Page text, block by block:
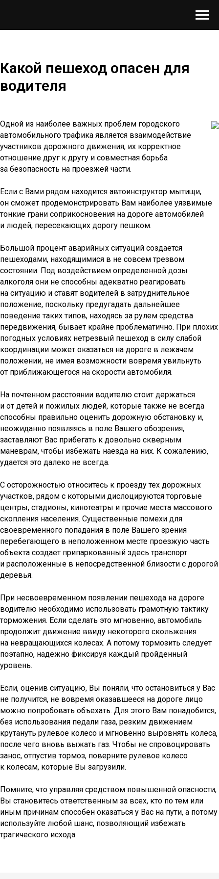
Какой пешеход опасен для
водителя
Одной из наиболее важных проблем городского
автомобильного трафика является взаимодействие
участников дорожного движения, их корректное
отношение друг к другу и совместная борьба
за безопасность на проезжей части.
Если с Вами рядом находится автоинструктор мытищи,
он сможет продемонстрировать Вам наиболее уязвимые
тонкие грани соприкосновения на дороге автомобилей
и людей, пересекающих дорогу пешком.
Большой процент аварийных ситуаций создается
пешеходами, находящимися в не совсем трезвом
состоянии. Под воздействием определенной дозы
алкоголя они не способны адекватно реагировать
на ситуацию и ставят водителей в затруднительное
положение, поскольку предугадать дальнейшее
поведение таких типов, находясь за рулем средства
передвижения, бывает крайне проблематично. При плохих
погодных условиях нетрезвый пешеход в силу слабой
координации может оказаться на дороге в лежачем
положении, не имея возможности вовремя увильнуть
от приближающегося на скорости автомобиля.
На почтенном расстоянии водителю стоит держаться
и от детей и пожилых людей, которые также не всегда
способны правильно оценить дорожную обстановку и,
неожиданно появляясь в поле Вашего обозрения,
заставляют Вас прибегать к довольно скверным
маневрам, чтобы избежать наезда на них. К сожалению,
удается это далеко не всегда.
С осторожностью относитесь к проезду тех дорожных
участков, рядом с которыми дислоцируются торговые
центры, стадионы, кинотеатры и прочие места массового
скопления населения. Существенные помехи для
своевременного попадания в поле Вашего зрения
перебегающего в неположенном месте проезжую часть
объекта создает припаркованный здесь транспорт
и расположенные в непосредственной близости с дорогой
деревья.
При несвоевременном появлении пешехода на дороге
водителю необходимо использовать грамотную тактику
торможения. Если сделать это мгновенно, автомобиль
продолжит движение ввиду некоторого скольжения
на невращающихся колесах. А потому тормозить следует
поэтапно, надежно фиксируя каждый пройденный
уровень.
Если, оценив ситуацию, Вы поняли, что остановиться у Вас
не получится, не вовремя оказавшееся на дороге лицо
можно попробовать объехать. Для этого Вам понадобится,
без использования педали газа, резким движением
крутануть рулевое колесо и мгновенно выровнять колеса,
после чего вновь выжать газ. Чтобы не спровоцировать
занос, отпустив тормоз, поверните рулевое колесо
к колесам, которые Вы загрузили.
Помните, что управляя средством повышенной опасности,
Вы становитесь ответственным за всех, кто по тем или
иным причинам способен оказаться у Вас на пути, а потому
используйте любой шанс, позволяющий избежать
трагического исхода.